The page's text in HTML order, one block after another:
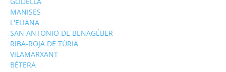
MANISES
L'ELIANA
SAN ANTONIO DE BENAGÉBER
RIBA-ROJA DE TÚRIA
VILAMARXANT
BÉTERA